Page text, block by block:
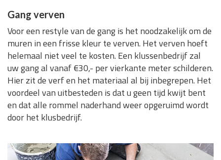
Gang verven
Voor een restyle van de gang is het noodzakelijk om de
muren in een frisse kleur te verven. Het verven hoeft
helemaal niet veel te kosten. Een klussenbedrijf zal
uw gang al vanaf €30,- per vierkante meter schilderen.
Hier zit de verf en het materiaal al bij inbegrepen. Het
voordeel van uitbesteden is dat u geen tijd kwijt bent
en dat alle rommel naderhand weer opgeruimd wordt
door het klusbedrijf.